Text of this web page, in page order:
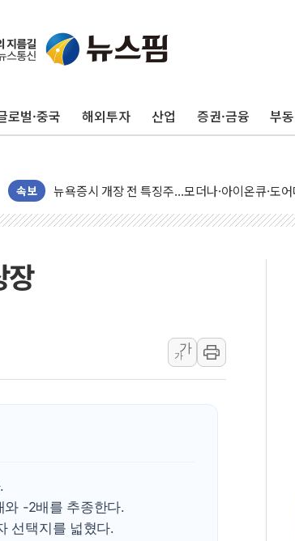
로벌·중국 해외투자 산업 증권·금융 부
속보
리투아니아 국방 "러, 우크라 드론으로 나토 회
구광모, 내주 실리콘밸리서 젠슨 황 재회…로봇
김정관 장관 "영업이익 N% 성과급 반대…상법
뉴욕증시 프리뷰, 미 주가선물 AI주 차익실현
금값 7주 만에 최고…美 고용 둔화·호르무즈 재
[베트남 증시] 지수 하락 속 'DGC' 임시 주총 기
'월가의 황제' 다이먼 "금융시장 레버리지 위험
양주 섬유염색공장서 화재 1명 중상…대응 1단계
김정관 산업부 장관 "주 52시간 손봐야, 경쟁상대
동해해경, 독도 해상서 부유물 감긴 어선 구조
주한미군 "오산기지 누출, 백린 아닌 무해한 표
장
가
가
와 -2배를 추종한다.
선택지를 넓혔다.